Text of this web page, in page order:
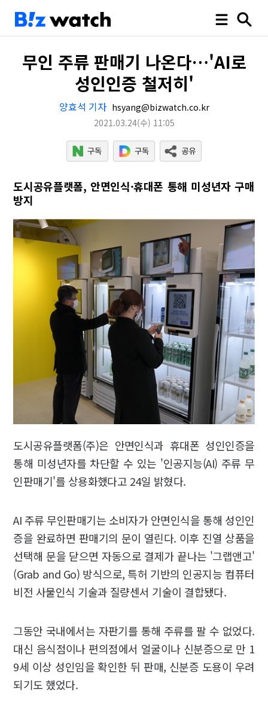
무인 주류 판매기 나온다…'AI로
성인인증 철저히'
양효석 기자 hsyang@bizwatch.co.kr
2021.03.24(수) 11:05
도시공유플랫폼, 안면인식·휴대폰 통해 미성년자 구매
방지
도시공유플랫폼(주)은 안면인식과 휴대폰 성인인증을
통해 미성년자를 차단할 수 있는 '인공지능(AI) 주류 무
인판매기'를 상용화했다고 24일 밝혔다.
AI 주류 무인판매기는 소비자가 안면인식을 통해 성인인
증을 완료하면 판매기의 문이 열린다. 이후 진열 상품을
선택해 문을 닫으면 자동으로 결제가 끝나는 '그랩앤고'
(Grab and Go) 방식으로, 특허 기반의 인공지능 컴퓨터
비전 사물인식 기술과 질량센서 기술이 결합됐다.
그동안 국내에서는 자판기를 통해 주류를 팔 수 없었다.
대신 음식점이나 편의점에서 얼굴이나 신분증으로 만 1
9세 이상 성인임을 확인한 뒤 판매, 신분증 도용이 우려
되기도 했었다.